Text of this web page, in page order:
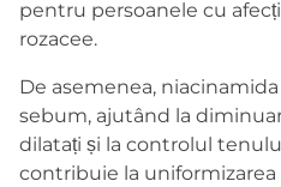
pentru persoanele cu
rozacee.
De asemenea,
sebum, ajutând la
dilatați și la controlul
contribuie la